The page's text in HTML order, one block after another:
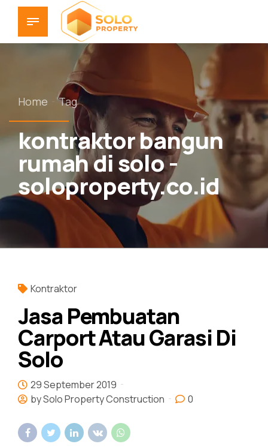
Home Tag
kontraktor bangun
rumah di solo -
soloproperty.co.id
Kontraktor
Jasa Pembuatan
Carport Atau Garasi Di
Solo
29 September 2019
by Solo Property Construction
0